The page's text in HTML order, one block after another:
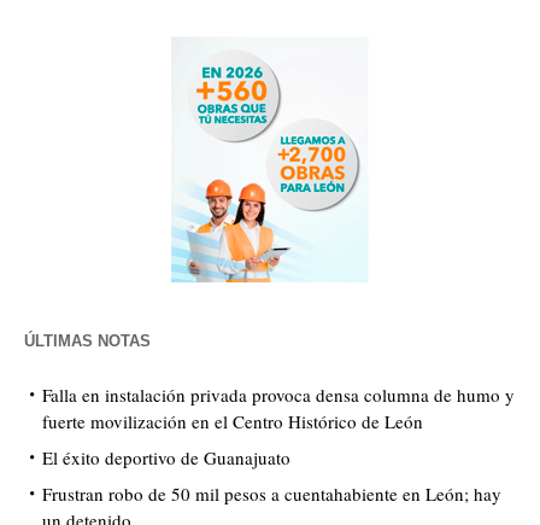
ÚLTIMAS NOTAS
Falla en instalación privada provoca densa columna de humo y
fuerte movilización en el Centro Histórico de León
El éxito deportivo de Guanajuato
Frustran robo de 50 mil pesos a cuentahabiente en León; hay
un detenido